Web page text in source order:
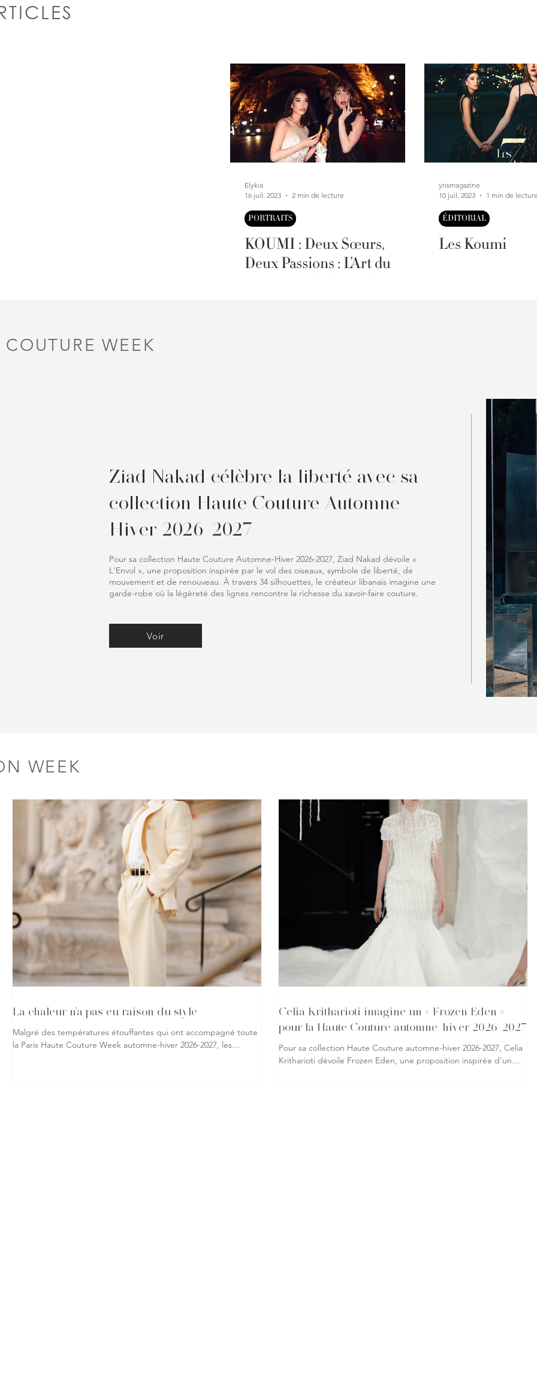
Elykia
16 juil. 2023
2 min de lecture
PORTRAITS
KOUMI : Deux Sœurs,
Deux Passions : L’Art du
yrismagazine
10 juil. 2023
1 min de
ÉDITORIAL
Les Koumi
WEEK
Ziad Nakad célèbre la liberté avec sa
collection Haute Couture Automne-
Hiver 2026-2027
Pour sa collection Haute Couture Automne-Hiver 2026-2027, Ziad Nakad dévoile «
L'Envol », une proposition inspirée par le vol des oiseaux, symbole de liberté, de
mouvement et de renouveau. À travers 34 silhouettes, le créateur libanais imagine une
garde-robe où la légèreté des lignes rencontre la richesse du savoir-faire couture.
Voir
WEEK
La chaleur n'a pas eu raison du style
Malgré des températures étouffantes qui ont accompagné toute
la Paris Haute Couture Week automne-hiver 2026-2027, les
Celia Kritharioti imagine un « Frozen Eden »
pour la Haute Couture automne-hiver 2026-2027
Pour sa collection Haute Couture automne-hiver 2026-2027, Celia
Kritharioti dévoile Frozen Eden, une proposition inspirée d'un